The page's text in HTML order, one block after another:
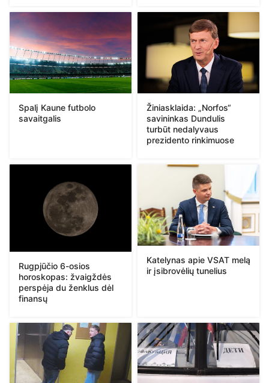
Spalį Kaune futbolo
savaitgalis
Žiniasklaida: „Norfos“
savininkas Dundulis
turbūt nedalyvaus
prezidento rinkimuose
Rugpjūčio 6-osios
horoskopas: žvaigždės
perspėja du ženklus dėl
finansų
Katelynas apie VSAT melą
ir įsibrovėlių tunelius